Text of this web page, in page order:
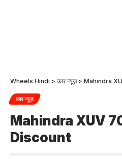
Wheels Hindi > कार न्यूज़> Mahindra
कार न्यूज़
Mahindra XUV
Discount